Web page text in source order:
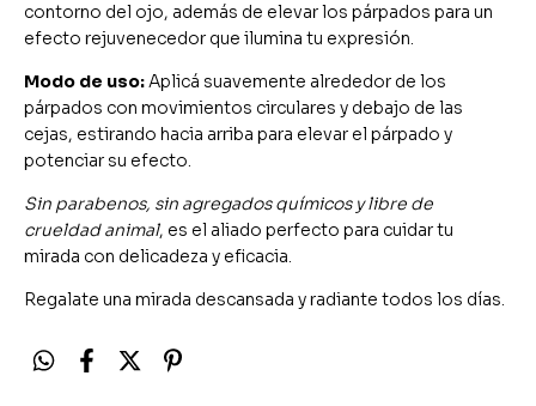
contorno del ojo, además de elevar los párpados para un
efecto rejuvenecedor que ilumina tu expresión.
Modo de uso:Aplicá suavemente alrededor de los
párpados con movimientos circulares y debajo de las
cejas, estirando hacia arriba para elevar el párpado y
potenciar su efecto.
Sin parabenos, sin agregados químicos y libre de
crueldad animal, es el aliado perfecto para cuidar tu
mirada con delicadeza y eficacia.
Regalate una mirada descansada y radiante todos los días.